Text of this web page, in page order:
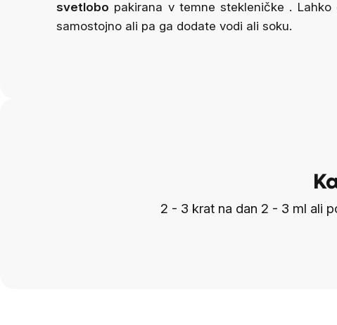
svetlobo pakirana v temne stekleničke . Lahko
samostojno ali pa ga dodate vodi ali soku.
2 - 3 krat na dan 2 - 3 ml ali